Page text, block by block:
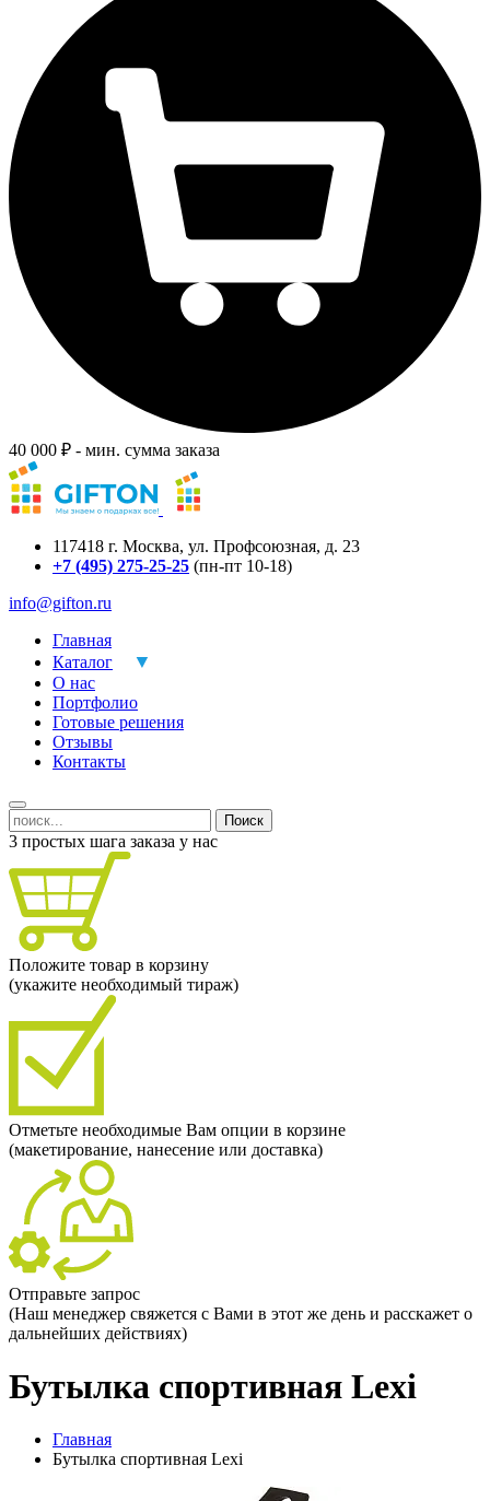
40 000 ₽ - мин. сумма заказа
117418 г. Москва, ул. Профсоюзная, д. 23
+7 (495) 275-25-25 (пн-пт 10-18)
info@gifton.ru
Главная
Каталог
О нас
Портфолио
Готовые решения
Отзывы
Контакты
Поиск
3 простых шага заказа у нас
Положите товар в корзину
(укажите необходимый тираж)
Отметьте необходимые Вам опции в корзине
(макетирование, нанесение или доставка)
Отправьте запрос
(Наш менеджер свяжется с Вами в этот же день и расскажет о
дальнейших действиях)
Бутылка спортивная Lexi
Главная
Бутылка спортивная Lexi